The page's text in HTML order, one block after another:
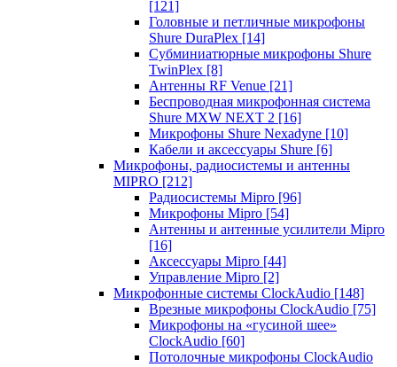
[121]
Головные и петличные микрофоны
Shure DuraPlex [14]
Субминиатюрные микрофоны Shure
TwinPlex [8]
Антенны RF Venue [21]
Беспроводная микрофонная система
Shure MXW NEXT 2 [16]
Микрофоны Shure Nexadyne [10]
Кабели и аксессуары Shure [6]
Микрофоны, радиосистемы и антенны
MIPRO [212]
Радиосистемы Mipro [96]
Микрофоны Mipro [54]
Антенны и антенные усилители Mipro
[16]
Аксессуары Mipro [44]
Управление Mipro [2]
Микрофонные системы ClockAudio [148]
Врезные микрофоны ClockAudio [75]
Микрофоны на «гусиной шее»
ClockAudio [60]
Потолочные микрофоны ClockAudio